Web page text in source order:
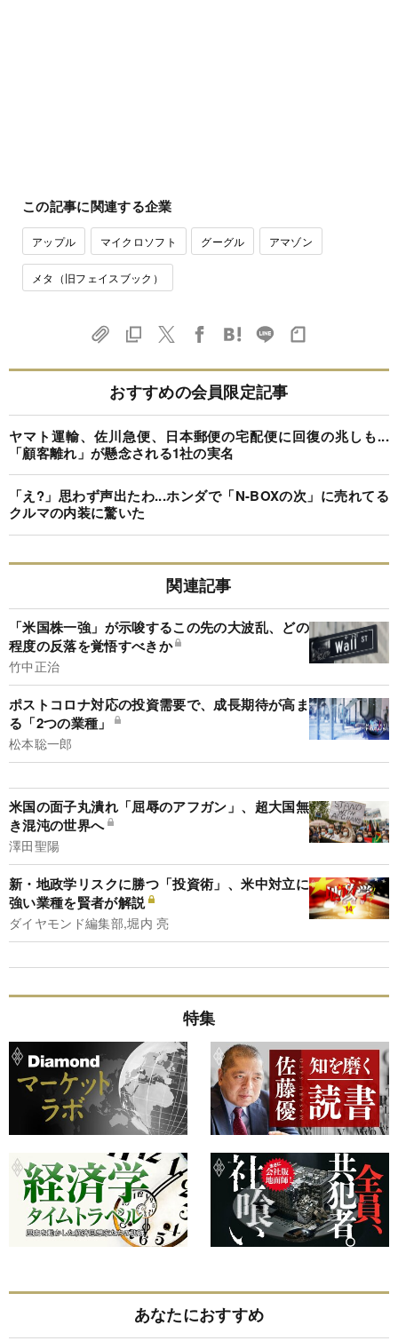
この記事に関連する企業
アップル マイクロソフト グーグル アマゾン
メタ（旧フェイスブック）
おすすめの会員限定記事
ヤマト運輸、佐川急便、日本郵便の宅配便に回復の兆しも...
「顧客離れ」が懸念される1社の実名
「え?」思わず声出たわ...ホンダで「N-BOXの次」に売れてる
クルマの内装に驚いた
関連記事
「米国株一強」が示唆するこの先の大波乱、どの
程度の反落を覚悟すべきか
竹中正治
ポストコロナ対応の投資需要で、成長期待が高ま
る「2つの業種」
松本聡一郎
米国の面子丸潰れ「屈辱のアフガン」、超大国無
き混沌の世界へ
澤田聖陽
新・地政学リスクに勝つ「投資術」、米中対立に
強い業種を賢者が解説
ダイヤモンド編集部,堀内 亮
特集
あなたにおすすめ